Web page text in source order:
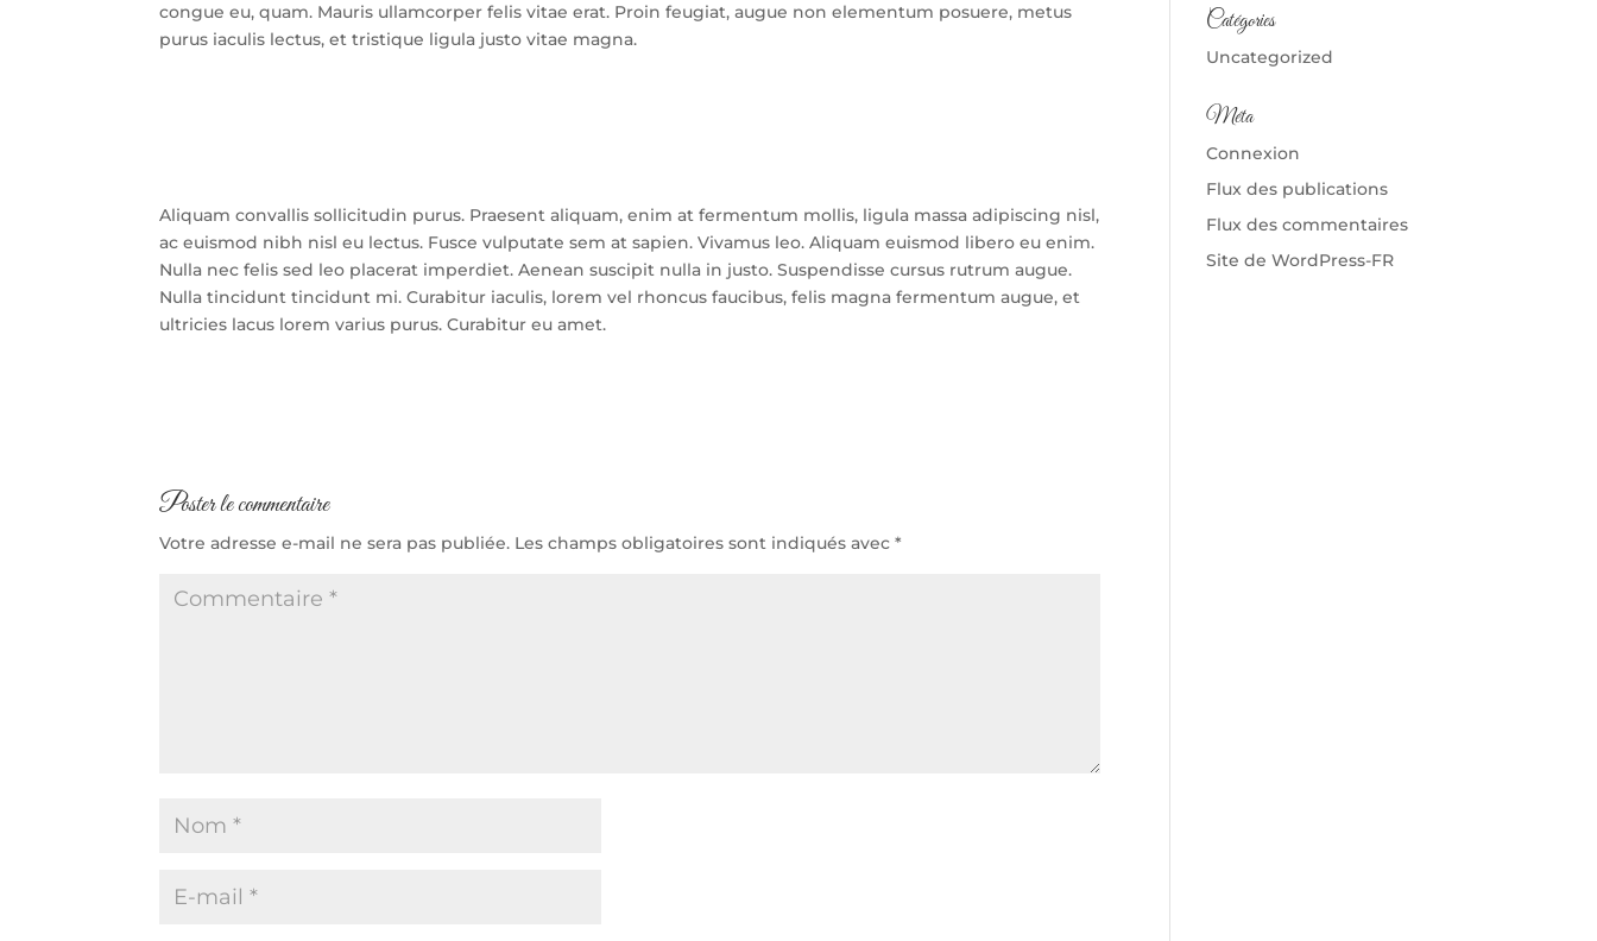
congue eu, quam. Mauris ullamcorper felis vitae erat. Proin feugiat, augue non elementum posuere, metus
purus iaculis lectus, et tristique ligula justo vitae magna.
Aliquam convallis sollicitudin purus. Praesent aliquam, enim at fermentum mollis, ligula massa adipiscing nisl,
ac euismod nibh nisl eu lectus. Fusce vulputate sem at sapien. Vivamus leo. Aliquam euismod libero eu enim.
Nulla nec felis sed leo placerat imperdiet. Aenean suscipit nulla in justo. Suspendisse cursus rutrum augue.
Nulla tincidunt tincidunt mi. Curabitur iaculis, lorem vel rhoncus faucibus, felis magna fermentum augue, et
ultricies lacus lorem varius purus. Curabitur eu amet.
Poster le commentaire
Votre adresse e-mail ne sera pas publiée. Les champs obligatoires sont indiqués avec*
Catégories
Uncategorized
Méta
Connexion
Flux des publications
Flux des commentaires
Site de WordPress-FR